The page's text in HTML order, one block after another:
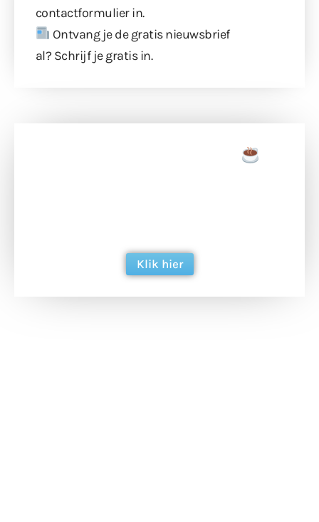
contactformulierin.
Ontvang je de gratis nieuwsbrief
al? Schrijf je gratis in.
Klik hier